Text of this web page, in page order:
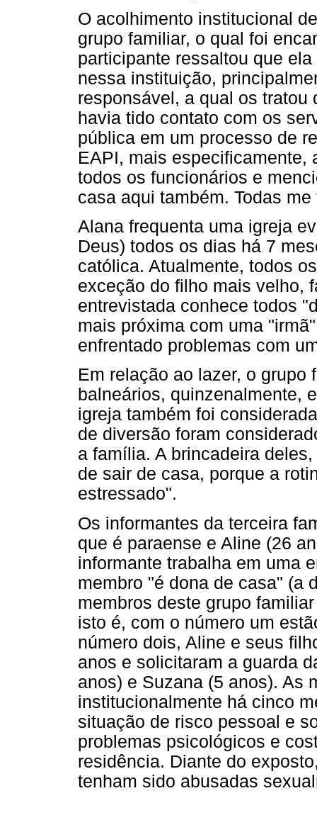
O acolhimento institucional
grupo familiar, o qual foi
participante ressaltou que
nessa instituição,
responsável, a qual os
havia tido contato com os
pública em um processo de
EAPI, mais especificamente,
todos os funcionários e
casa aqui também. Todas
Alana frequenta uma igreja
Deus) todos os dias há 7
católica. Atualmente, todos
exceção do filho mais velho,
entrevistada conhece todos
mais próxima com uma
enfrentado problemas com
Em relação ao lazer, o grupo
balneários, quinzenalmente,
igreja também foi
de diversão foram
a família. A brincadeira
de sair de casa, porque a
estressado".
Os informantes da terceira
que é paraense e Aline (26
informante trabalha em uma
membro "é dona de casa" (a
membros deste grupo
isto é, com o número um
número dois, Aline e seus
anos e solicitaram a guarda
anos) e Suzana (5 anos). As
institucionalmente há cinco
situação de risco pessoal e
problemas psicológicos e
residência. Diante do
tenham sido abusadas